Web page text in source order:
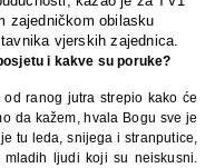
zajedničkom obilasku
vjerskih zajednica.
i kakve su poruke?
ranog jutra strepio kako će
da kažem, hvala Bogu sve je
tu leda, snijega i stranputice,
ljudi koji su neiskusni.